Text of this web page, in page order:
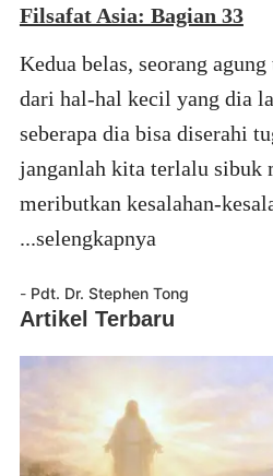
Filsafat Asia: Bagian 33
Kedua belas, seorang
dari hal-hal kecil yang dia
seberapa dia bisa diserahi
janganlah kita terlalu sibuk
meributkan kesalahan-
...selengkapnya
- Pdt. Dr. Stephen Tong
Artikel Terbaru